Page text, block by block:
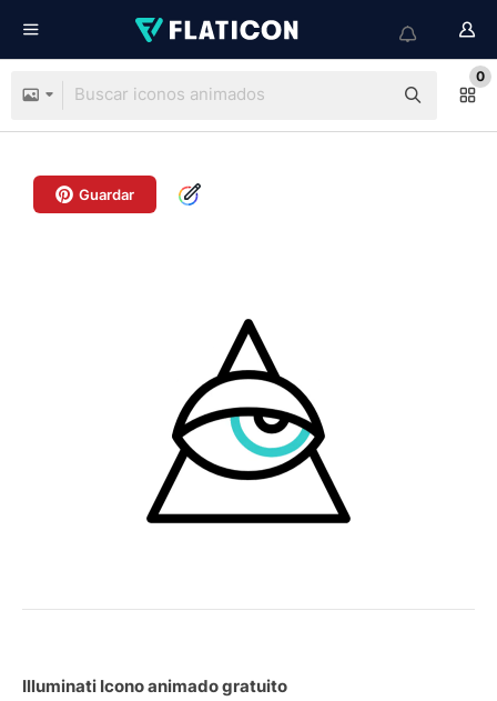
0
Guardar
Illuminati Icono animado gratuito